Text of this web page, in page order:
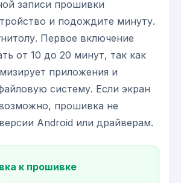
записи прошивки
и подождите минуту.
Первое включение
от 10 до 20 минут, так как
приложения и
систему. Если экран
прошивка не
Android или драйверам.
к прошивке